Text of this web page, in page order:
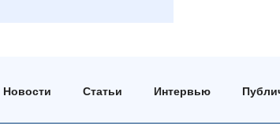
Новости Статьи Интервью